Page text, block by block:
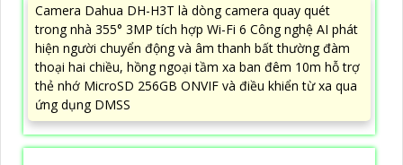
Camera Dahua DH-H3T là dòng camera quay quét
trong nhà 355° 3MP tích hợp Wi-Fi 6 Công nghệ AI phát
hiện người chuyển động và âm thanh bất thường đàm
thoại hai chiều, hồng ngoại tầm xa ban đêm 10m hỗ trợ
thẻ nhớ MicroSD 256GB ONVIF và điều khiển từ xa qua
ứng dụng DMSS